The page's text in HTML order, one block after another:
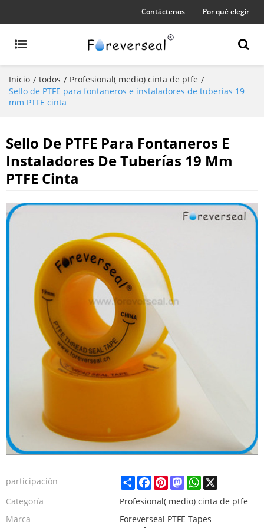
Contáctenos Por qué elegir
Inicio / todos / Profesional( medio) cinta de ptfe /
Sello de PTFE para fontaneros e instaladores de tuberías 19
mm PTFE cinta
Sello De PTFE Para Fontaneros E
Instaladores De Tuberías 19 Mm
PTFE Cinta
participación ShareFacebook
PinterestMastodonWhatsApp
X
Categoría
Profesional( medio) cinta de ptfe
Marca
Foreverseal PTFE Tapes